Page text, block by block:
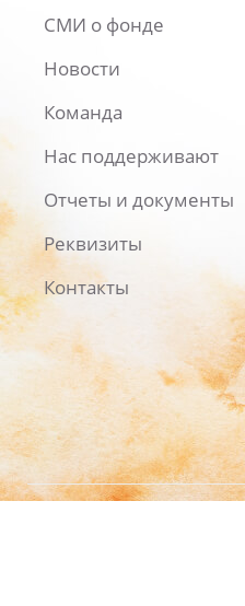
СМИ о фонде
Новости
Команда
Нас поддерживают
Отчеты и документы
Реквизиты
Контакты